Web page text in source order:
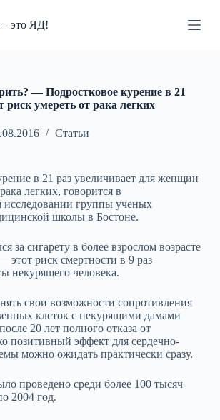
– это ЯД!
— Подростковое курение в 21
риск умереть от рака легких
Статьи
в 21 раз увеличивает для женщин
легких, говорится в
исследовании группы ученых
школы в Бостоне.
за сигарету в более взрослом возрасте
риск смертности в 9 раз
некурящего человека.
свои возможности сопротивления
клеток с некурящими дамами
20 лет полного отказа от
позитивный эффект для сердечно-
можно ожидать практически сразу.
проведено среди более 100 тысяч
2004 год.